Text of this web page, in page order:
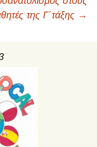
της Γ΄τάξης →